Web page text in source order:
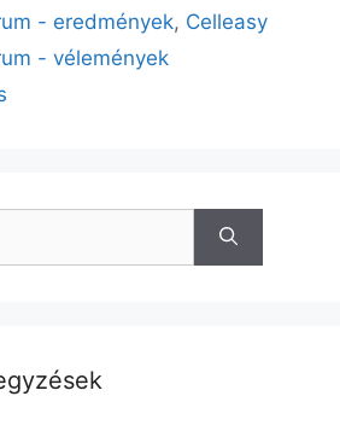
- eredmények, Celleasy
- vélemények